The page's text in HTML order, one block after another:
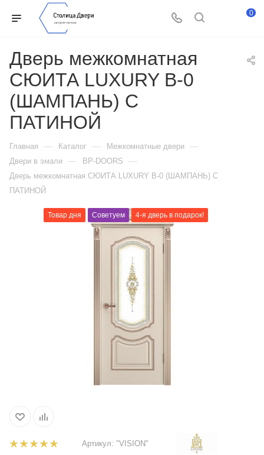
0
Дверь межкомнатная
СЮИТА LUXURY В-0
(ШАМПАНЬ) С
ПАТИНОЙ
Главная — Каталог — Межкомнатные двери —
Двери в эмали — BP-DOORS —
Дверь межкомнатная СЮИТА LUXURY В-0 (ШАМПАНЬ) С
ПАТИНОЙ
Товар дня Советуем 4-я дверь в подарок!
Артикул: "VISION"